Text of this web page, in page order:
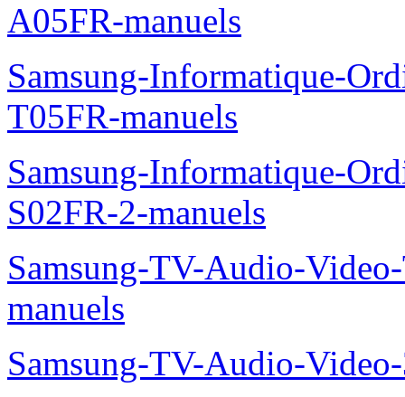
A05FR-manuels
Samsung-Informatique-
T05FR-manuels
Samsung-Informatique-
S02FR-2-manuels
Samsung-TV-Audio-
manuels
Samsung-TV-Audio-